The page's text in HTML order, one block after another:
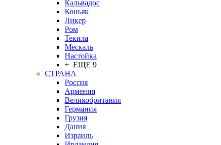
Кальвадос
Коньяк
Ликер
Ром
Текила
Мескаль
Настойка
+ ЕЩЕ 9
СТРАНА
Россия
Армения
Великобритания
Германия
Грузия
Дания
Израиль